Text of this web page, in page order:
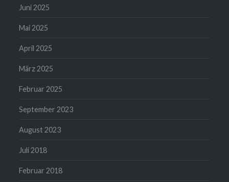
Juni 2025
Mai 2025
April 2025
März 2025
Februar 2025
September 2023
August 2023
Juli 2018
Februar 2018